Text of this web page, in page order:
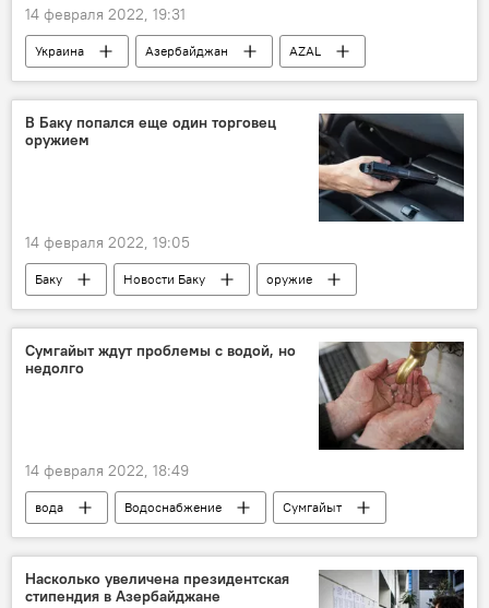
14 февраля 2022, 19:31
Украина Азербайджан
AZAL
BUTA AIRWAYS
Рейсы
Экономика
ЖИЗНЬ
В Баку попался еще один торговец
оружием
14 февраля 2022, 19:05
Баку Новости Баку
оружие
задержание
пистолет
Происшествия в Азербайджане
Происшествия
Сумгайыт ждут проблемы с водой, но
недолго
14 февраля 2022, 18:49
вода Водоснабжение
Сумгайыт
ОАО Azərsu
Предупреждение
ЖИЗНЬ
Насколько увеличена президентская
стипендия в Азербайджане